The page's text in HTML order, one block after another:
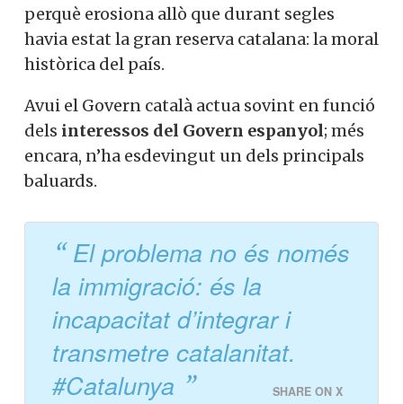
perquè erosiona allò que durant segles
havia estat la gran reserva catalana: la moral
històrica del país.
Avui el Govern català actua sovint en funció
dels interessos del Govern espanyol; més
encara, n’ha esdevingut un dels principals
baluards.
El problema no és només
la immigració: és la
incapacitat d’integrar i
transmetre catalanitat.
#Catalunya
SHARE ON X